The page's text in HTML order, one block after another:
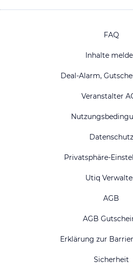
FAQ
Inhalte
Deal-Alarm,
Veranstalter
Datenschutz
Privatsphäre-
Utiq
AGB
AGB
Erklärung zur
Sicherheit